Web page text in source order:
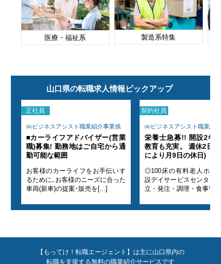
医療・福祉系 製造系特集
山口県の転職求人情報ピックアップ
正社員
㈱ビジネスアシスト職業紹介事業係
■カーライフアドバイザー(営業
職)募集! 勤務地はご自宅から通
勤可能な範囲
お客様のカーライフをお手伝いす
るために､お客様のニーズに合った
車両(新車)の提案･販売を[...]
契約社員
㈱ビジネスアシスト職業紹
栄養士急募!! 開設2年
教育も充実。 週休2日
により月9日の休日)
◎100床の有料老人ホー
設デイサービスセンタ
立・発注・調理・食事管
【もってけ！転職エージェント】は主に山口県内の
転職を支援する無料の職業紹介サービスです